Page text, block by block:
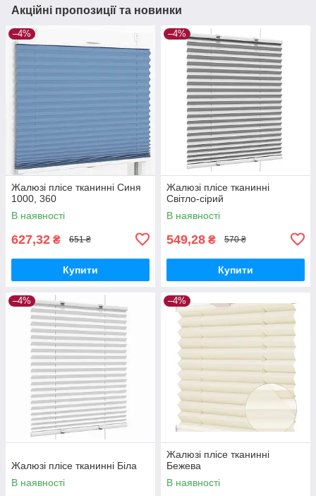
Акційні пропозиції та новинки
–4%
Жалюзі плісе тканинні Синя
1000, 360
В наявності
627,32 ₴ 651 ₴
Купити
–4%
Жалюзі плісе тканинні
Світло-сірий
В наявності
549,28 ₴ 570 ₴
Купити
–4%
Жалюзі плісе тканинні Біла
В наявності
–4%
Жалюзі плісе тканинні
Бежева
В наявності